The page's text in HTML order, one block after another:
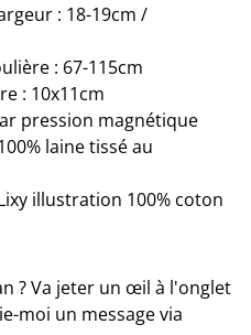
: 18-19cm /
: 67-115cm
: 10x11cm
pression magnétique
laine tissé au
illustration 100% coton
? Va jeter un œil à l'onglet
moi un message via